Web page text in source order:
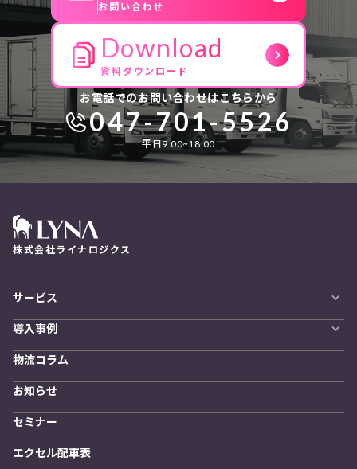
お問い合わせ
Download
資料ダウンロード
お電話でのお問い合わせはこちらから
047-701-5526
平日9:00~18:00
株式会社ライナロジクス
サービス
LYNA DXプラットフォーム
発着管理オプション
訪問計画
物流拠点最適化
開発者向けサービス
導入事例
導入をご検討の方へ
物流コラム
お知らせ
セミナー
エクセル配車表